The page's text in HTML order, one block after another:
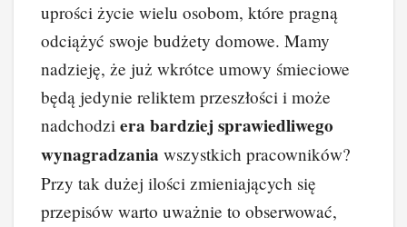
uprości życie wielu osobom, które pragną
odciążyć swoje budżety domowe. Mamy
nadzieję, że już wkrótce umowy śmieciowe
będą jedynie reliktem przeszłości i może
nadchodzi era bardziej sprawiedliwego
wynagradzania wszystkich pracowników?
Przy tak dużej ilości zmieniających się
przepisów warto uważnie to obserwować,